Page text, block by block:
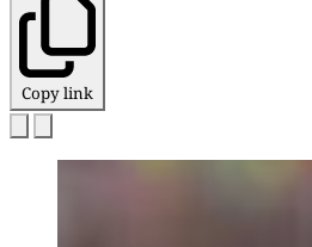
Copy link